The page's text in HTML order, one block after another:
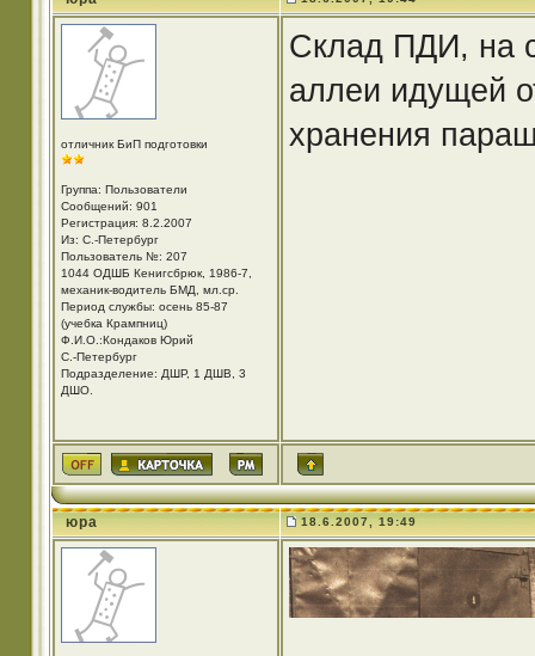
отличник БиП подготовки
Группа: Пользователи
Сообщений: 901
Регистрация: 8.2.2007
Из: С.-Петербург
Пользователь №: 207
1044 ОДШБ Кенигсбрюк, 1986-7,
механик-водитель БМД, мл.ср.
Период службы: осень 85-87
(учебка Крампниц)
Ф.И.О.:Кондаков Юрий
С.-Петербург
Подразделение: ДШР, 1 ДШВ, 3
ДШО.
Склад ПДИ, на
аллеи идущей
хранения
юра 18.6.2007, 19:49